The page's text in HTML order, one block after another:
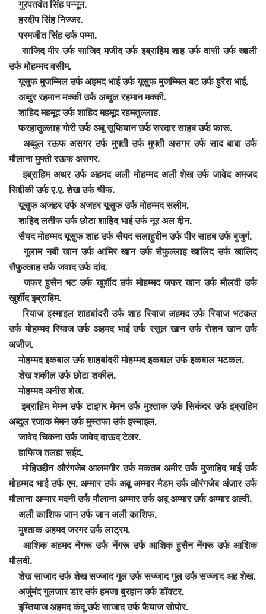
गुरपतवंत सिंह पन्नून.
हरदीप सिंह निज्जर.
परमजीत सिंह उर्फ पम्मा.
साजिद मीर उर्फ साजिद मजीद उर्फ इब्राहिम शाह उर्फ वासी उर्फ खाली
उर्फ मोहम्मद वसीम.
यूसुफ मुजम्मिल उर्फ अहमद भाई उर्फ यूसुफ मुजम्मिल बट उर्फ हुरैरा भाई.
अब्दुर रहमान मक्की उर्फ अब्दुल रहमान मक्की.
शाहिद महमूद उर्फ शाहिद महमूद रहमतुल्लाह.
फरहातुल्लाह गोरी उर्फ अबू सूफियान उर्फ सरदार साहब उर्फ फारू.
अब्दुल रऊफ असगर उर्फ मुफ्ती उर्फ मुफ्ती असगर उर्फ साद बाबा उर्फ
मौलाना मुफ्ती रऊफ असगर.
इब्राहिम अथर उर्फ अहमद अली मोहम्मद अली शेख उर्फ जावेद अमजद
सिद्दीकी उर्फ ए.ए. शेख उर्फ चीफ.
यूसुफ अजहर उर्फ अजहर यूसुफ उर्फ मोहम्मद सलीम.
शाहिद लतीफ उर्फ छोटा शाहिद भाई उर्फ नूर अल दीन.
सैयद मोहम्मद यूसुफ शाह उर्फ सैयद सलाहुद्दीन उर्फ पीर साहब उर्फ बुजुर्ग.
गुलाम नबी खान उर्फ आमिर खान उर्फ सैफुल्लाह खालिद उर्फ खालिद
सैफुल्लाह उर्फ जवाद उर्फ दांद.
जफर हुसैन भट उर्फ खुर्शीद उर्फ मोहम्मद जफर खान उर्फ मौलवी उर्फ
खुर्शीद इब्राहिम.
रियाज इस्माइल शाहबांदरी उर्फ शाह रियाज अहमद उर्फ रियाज भटकल
उर्फ मोहम्मद रियाज उर्फ अहमद भाई उर्फ रसूल खान उर्फ रोशन खान उर्फ
अजीज.
मोहम्मद इकबाल उर्फ शाहबांदरी मोहम्मद इकबाल उर्फ इकबाल भटकल.
शेख शकील उर्फ छोटा शकील.
मोहम्मद अनीस शेख.
इब्राहिम मेमन उर्फ टाइगर मेमन उर्फ मुश्ताक उर्फ सिकंदर उर्फ इब्राहिम
अब्दुल रजाक मेमन उर्फ मुस्तफा उर्फ इस्माइल.
जावेद चिकना उर्फ जावेद दाऊद टेलर.
हाफिज तलहा सईद.
मोहिउद्दीन औरंगजेब आलमगीर उर्फ मकतब अमीर उर्फ मुजाहिद भाई उर्फ
मोहम्मद भाई उर्फ एम. अम्मार उर्फ अबू अम्मार मैडम उर्फ औरंगजेब अंजार उर्फ
मौलाना अम्मार मदनी उर्फ मौलाना अम्मार उर्फ अबू अम्मार उर्फ अम्मार अल्वी.
अली काशिफ जान उर्फ जान अली काशिफ.
मुश्ताक अहमद जरगर उर्फ लाट्रम.
आशिक अहमद नेंगरू उर्फ नेंगरू उर्फ आशिक हुसैन नेंगरू उर्फ आशिक
मौलवी.
शेख साजाद उर्फ शेख सज्जाद गुल उर्फ सज्जाद गुल उर्फ सज्जाद अह शेख.
अर्जुमंद गुलजार डार उर्फ हमजा बुरहान उर्फ डॉक्टर.
इम्तियाज अहमद कंदू उर्फ साजाद उर्फ फैयाज सोपोर.